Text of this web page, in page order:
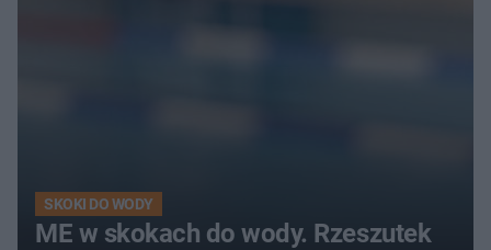
SKOKI DO WODY
ME w skokach do wody. Rzeszutek